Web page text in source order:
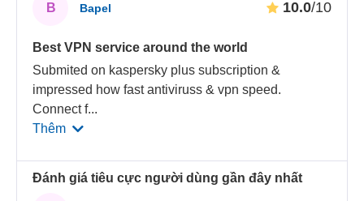
B Bapel 10.0/10
Best VPN service around the world
Submited on kaspersky plus subscription &
impressed how fast antiviruss & vpn speed.
Connect f...
Thêm
Đánh giá tiêu cực người dùng gần đây nhất